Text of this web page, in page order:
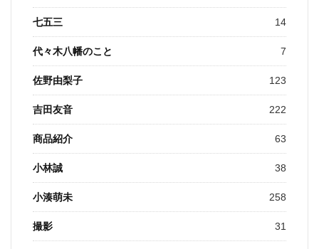
七五三 14
代々木八幡のこと 7
佐野由梨子 123
吉田友音 222
商品紹介 63
小林誠 38
小湊萌未 258
撮影 31